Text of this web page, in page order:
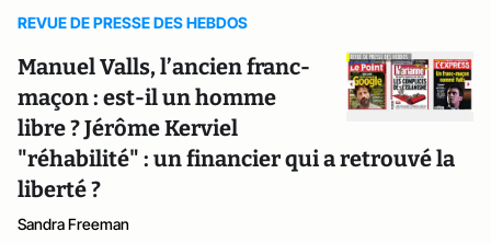
REVUE DE PRESSE DES HEBDOS
Manuel Valls, l’ancien franc-
maçon : est-il un homme
libre ? Jérôme Kerviel
"réhabilité" : un financier qui a retrouvé la
liberté ?
Sandra Freeman